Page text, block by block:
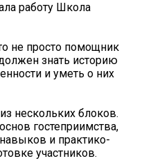
работу Школа
не просто помощник
знать историю
и уметь о них
нескольких блоков.
гостеприимства,
и практико-
участников.